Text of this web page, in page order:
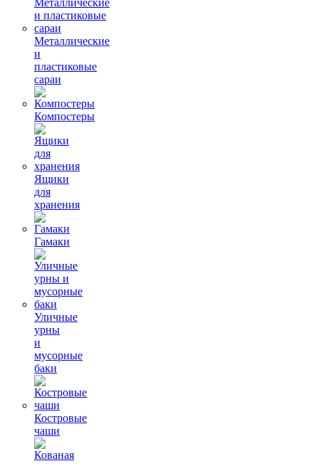
Металлические
и
пластиковые
сараи
Компостеры
Ящики
для
хранения
Гамаки
Уличные
урны
и
мусорные
баки
Костровые
чаши